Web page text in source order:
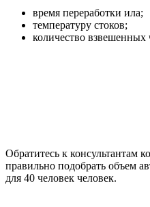
время переработки ила;
температуру стоков;
количество взвешенных
Обратитесь к консультантам
правильно подобрать объем
для 40 человек человек.